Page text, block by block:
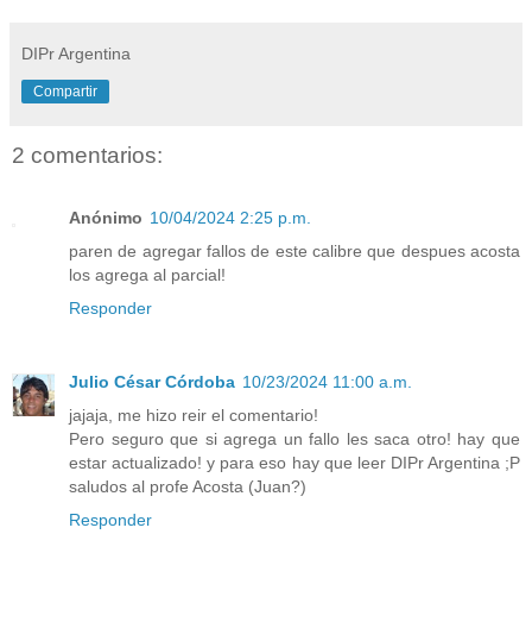
DIPr Argentina
Compartir
2 comentarios:
Anónimo 10/04/2024 2:25 p.m.
paren de agregar fallos de este calibre que despues acosta
los agrega al parcial!
Responder
Julio César Córdoba 10/23/2024 11:00 a.m.
jajaja, me hizo reir el comentario!
Pero seguro que si agrega un fallo les saca otro! hay que
estar actualizado! y para eso hay que leer DIPr Argentina ;P
saludos al profe Acosta (Juan?)
Responder